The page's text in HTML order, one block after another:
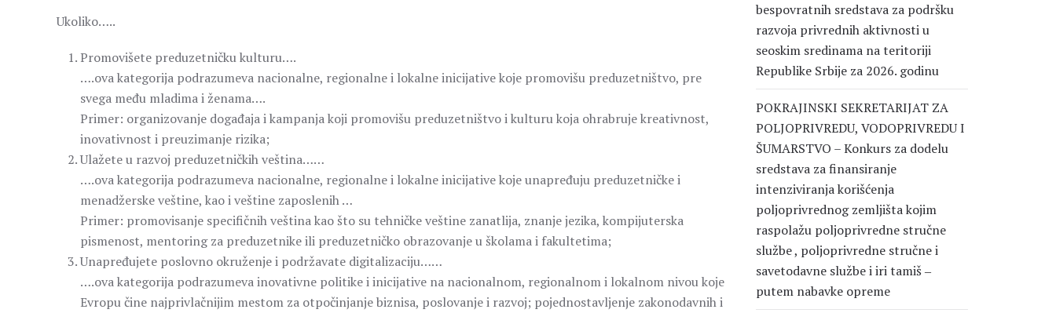
Ukoliko…..
Promovišete preduzetničku kulturu….
….ova kategorija podrazumeva nacionalne, regionalne i lokalne inicijative koje promovišu preduzetništvo, pre
svega među mladima i ženama….
Primer: organizovanje događaja i kampanja koji promovišu preduzetništvo i kulturu koja ohrabruje kreativnost,
inovativnost i preuzimanje rizika;
Ulažete u razvoj preduzetničkih veština……
….ova kategorija podrazumeva nacionalne, regionalne i lokalne inicijative koje unapređuju preduzetničke i
menadžerske veštine, kao i veštine zaposlenih …
Primer: promovisanje specifičnih veština kao što su tehničke veštine zanatlija, znanje jezika, kompijuterska
pismenost, mentoring za preduzetnike ili preduzetničko obrazovanje u školama i fakultetima;
Unapređujete poslovno okruženje i podržavate digitalizaciju……
….ova kategorija podrazumeva inovativne politike i inicijative na nacionalnom, regionalnom i lokalnom nivou koje
Evropu čine najprivlačnijim mestom za otpočinjanje biznisa, poslovanje i razvoj; pojednostavljenje zakonodavnih i
bespovratnih sredstava za podršku
razvoja privrednih aktivnosti u
seoskim sredinama na teritoriji
Republike Srbije za 2026. godinu
POKRAJINSKI SEKRETARIJAT ZA
POLJOPRIVREDU, VODOPRIVREDU I
ŠUMARSTVO – Konkurs za dodelu
sredstava za finansiranje
intenziviranja korišćenja
poljoprivrednog zemljišta kojim
raspolažu poljoprivredne stručne
službe , poljoprivredne stručne i
savetodavne službe i iri tamiš ‒
putem nabavke opreme